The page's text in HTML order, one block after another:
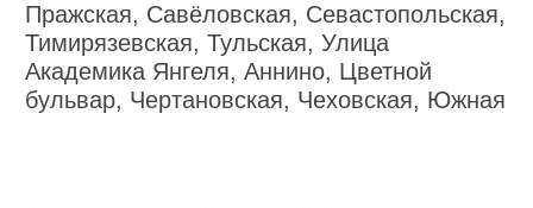
Пражская, Савёловская, Севастопольская,
Тимирязевская, Тульская, Улица
Академика Янгеля, Аннино, Цветной
бульвар, Чертановская, Чеховская, Южная